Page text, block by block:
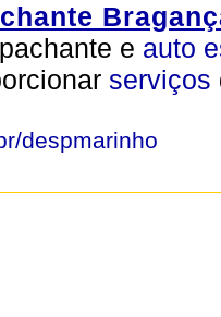
e auto
serviços
despmarinho